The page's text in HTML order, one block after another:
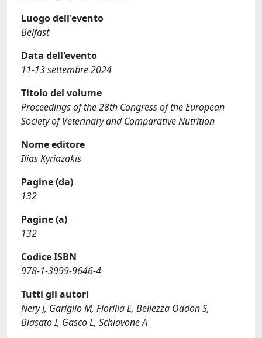
Luogo dell'evento
Belfast
Data dell'evento
11-13 settembre 2024
Titolo del volume
Proceedings of the 28th Congress of the European
Society of Veterinary and Comparative Nutrition
Nome editore
Ilias Kyriazakis
Pagine (da)
132
Pagine (a)
132
Codice ISBN
978-1-3999-9646-4
Tutti gli autori
Nery J, Gariglio M, Fiorilla E, Bellezza Oddon S,
Biasato I, Gasco L, Schiavone A